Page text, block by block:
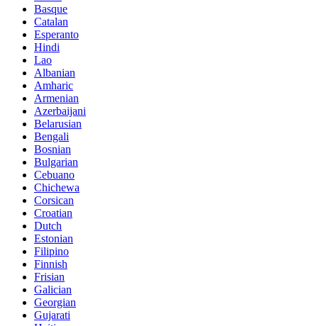
Basque
Catalan
Esperanto
Hindi
Lao
Albanian
Amharic
Armenian
Azerbaijani
Belarusian
Bengali
Bosnian
Bulgarian
Cebuano
Chichewa
Corsican
Croatian
Dutch
Estonian
Filipino
Finnish
Frisian
Galician
Georgian
Gujarati